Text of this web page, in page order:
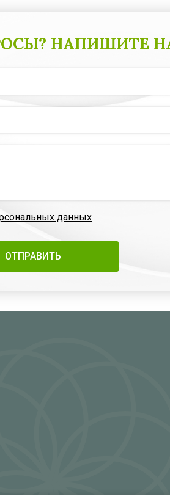
НАПИШИТЕ
данных